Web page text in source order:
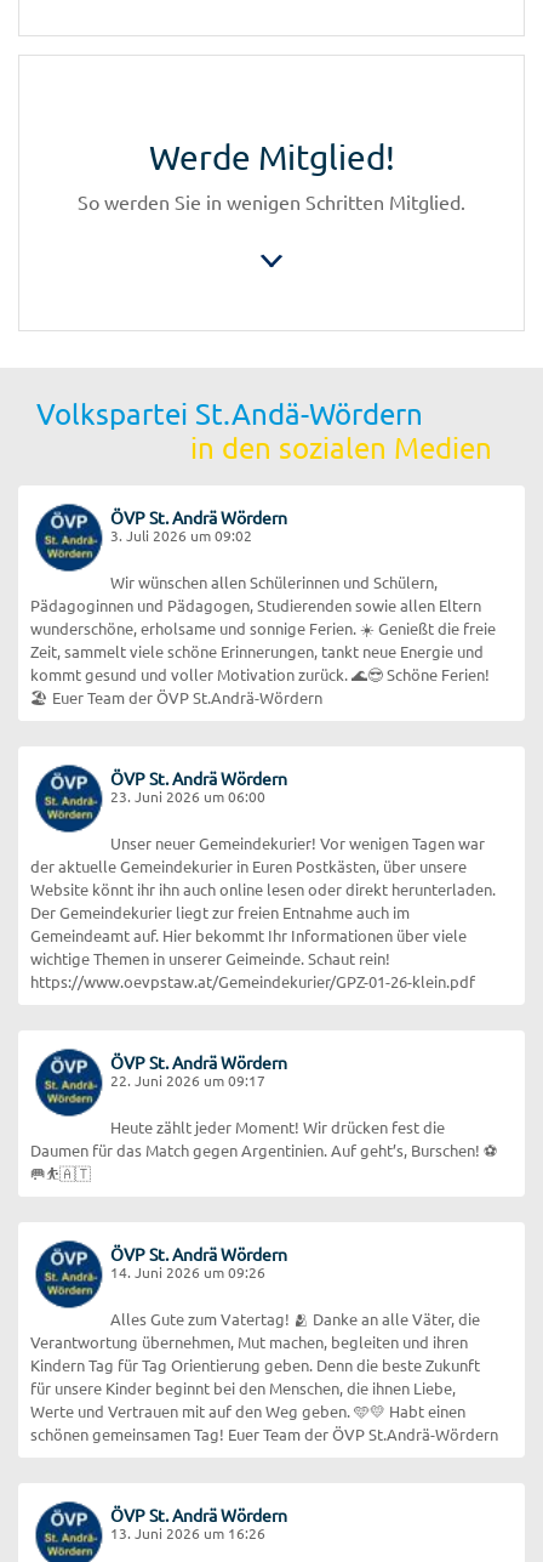
Werde Mitglied!
So werden Sie in wenigen Schritten Mitglied.
Volkspartei St.Andä-Wördern
in den sozialen Medien
ÖVP St. Andrä Wördern
3. Juli 2026 um 09:02
Wir wünschen allen Schülerinnen und Schülern,
Pädagoginnen und Pädagogen, Studierenden sowie allen Eltern
wunderschöne, erholsame und sonnige Ferien. ☀️ Genießt die freie
Zeit, sammelt viele schöne Erinnerungen, tankt neue Energie und
kommt gesund und voller Motivation zurück. 🌊😎 Schöne Ferien!
🏖️ Euer Team der ÖVP St.Andrä-Wördern
ÖVP St. Andrä Wördern
23. Juni 2026 um 06:00
Unser neuer Gemeindekurier! Vor wenigen Tagen war
der aktuelle Gemeindekurier in Euren Postkästen, über unsere
Website könnt ihr ihn auch online lesen oder direkt herunterladen.
Der Gemeindekurier liegt zur freien Entnahme auch im
Gemeindeamt auf. Hier bekommt Ihr Informationen über viele
wichtige Themen in unserer Geimeinde. Schaut rein!
https://www.oevpstaw.at/Gemeindekurier/GPZ-01-26-klein.pdf
ÖVP St. Andrä Wördern
22. Juni 2026 um 09:17
Heute zählt jeder Moment! Wir drücken fest die
Daumen für das Match gegen Argentinien. Auf geht’s, Burschen! ⚽
🥅⛹️🇦🇹
ÖVP St. Andrä Wördern
14. Juni 2026 um 09:26
Alles Gute zum Vatertag! 🫂 Danke an alle Väter, die
Verantwortung übernehmen, Mut machen, begleiten und ihren
Kindern Tag für Tag Orientierung geben. Denn die beste Zukunft
für unsere Kinder beginnt bei den Menschen, die ihnen Liebe,
Werte und Vertrauen mit auf den Weg geben. 🩵💛 Habt einen
schönen gemeinsamen Tag! Euer Team der ÖVP St.Andrä-Wördern
ÖVP St. Andrä Wördern
13. Juni 2026 um 16:26